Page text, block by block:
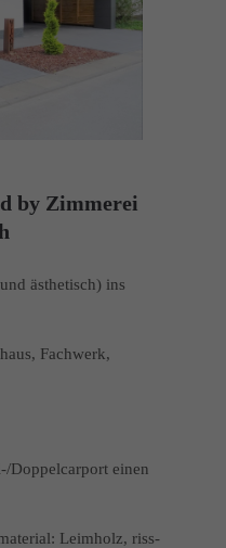
by Zimmerei
ästhetisch) ins
Fachwerk,
Doppelcarport einen
Leimholz, riss-